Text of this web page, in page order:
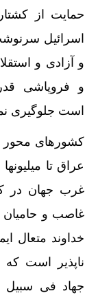
حمایت از
اسرائیل
و آزادی و
و فروپاشی
است جلوگیری
کشورهای محور
عراق تا
غرب جهان در
غاصب و حامیان
خداوند متعال
ناپذیر است
جهاد فی سبیل